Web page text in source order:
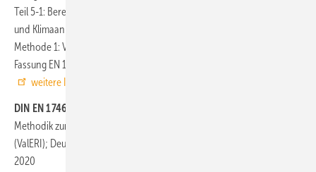
Teil 5-1: Berechnungsmethoden für den Energiebedarf von Lüftungs-
und Klimaanlagen (Module M5-6, M5-8, M6-5, M6-8, M7-5, M7-8) –
Methode 1: Verteilung und Erzeugung; Deutsche und Englische
Fassung EN 16798-5-1:2017/prA1:2019, Februar 2020
weitere Infos auf www.beuth.de
DIN EN 17463 (Entwurf)
Methodik zur Bewertung von energiebezogenen Investitionen
(ValERI); Deutsche und Englische Fassung prEN 17463:2020, Februar
2020